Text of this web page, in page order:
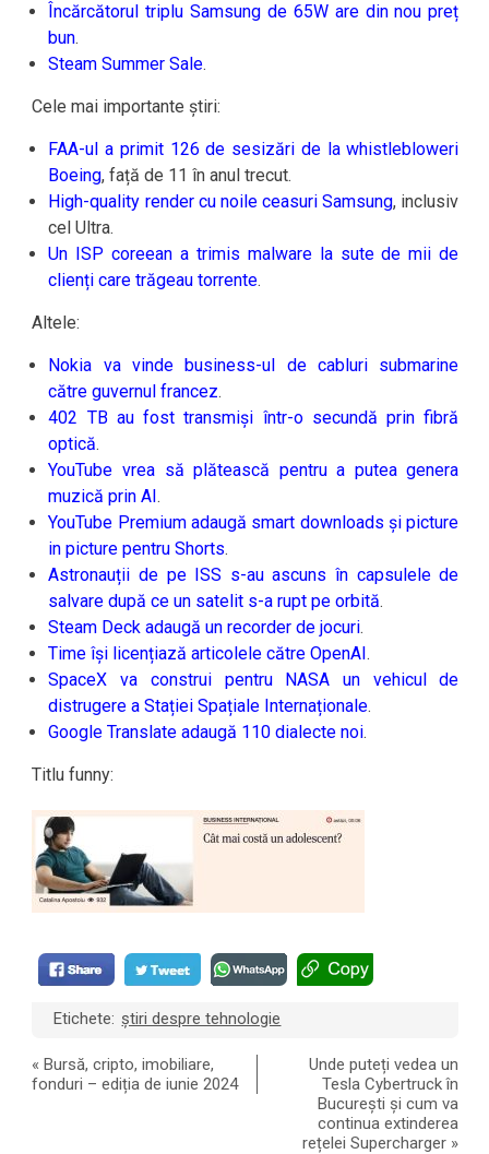
Încărcătorul triplu Samsung de 65W are din nou preț
bun.
Steam Summer Sale.
Cele mai importante știri:
FAA-ul a primit 126 de sesizări de la whistlebloweri
Boeing, față de 11 în anul trecut.
High-quality render cu noile ceasuri Samsung, inclusiv
cel Ultra.
Un ISP coreean a trimis malware la sute de mii de
clienți care trăgeau torrente.
Altele:
Nokia va vinde business-ul de cabluri submarine
către guvernul francez.
402 TB au fost transmiși într-o secundă prin fibră
optică.
YouTube vrea să plătească pentru a putea genera
muzică prin AI.
YouTube Premium adaugă smart downloads și picture
in picture pentru Shorts.
Astronauții de pe ISS s-au ascuns în capsulele de
salvare după ce un satelit s-a rupt pe orbită.
Steam Deck adaugă un recorder de jocuri.
Time își licențiază articolele către OpenAI.
SpaceX va construi pentru NASA un vehicul de
distrugere a Stației Spațiale Internaționale.
Google Translate adaugă 110 dialecte noi.
Titlu funny:
Etichete: știri despre tehnologie
«Bursă, cripto, imobiliare,
fonduri – ediția de iunie 2024
Unde puteți vedea un
Tesla Cybertruck în
București și cum va
continua extinderea
rețelei Supercharger »